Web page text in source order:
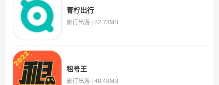
青柠出行
旅行出游 | 82.73MB
租号王
旅行出游 | 48.49MB